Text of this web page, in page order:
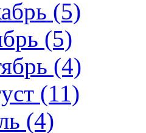
(5)
(5)
(4)
(11)
(4)